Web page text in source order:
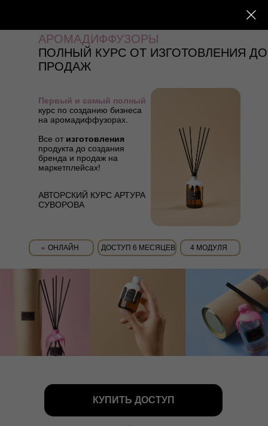
4 МОДУЛЯ
ДОСТУП 6 МЕСЯЦЕВ
ОНЛАЙН
АВТОРСКИЙ КУРС АРТУРА
СУВОРОВА
Первый и самый полный
курс по созданию бизнеса
на аромадиффузорах.
Все от изготовления
продукта до создания
бренда и продаж на
маркетплейсах!
АРОМАДИФФУЗОРЫ
ПОЛНЫЙ КУРС ОТ ИЗГОТОВЛЕНИЯ ДО
ПРОДАЖ
КУПИТЬ ДОСТУП